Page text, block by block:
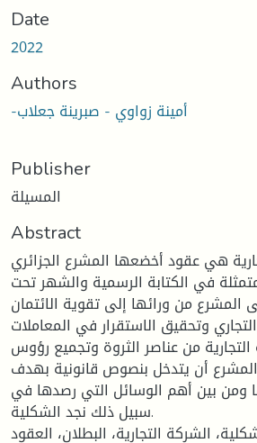
Date
2022
Authors
-أمينة زواوي - صبرينة جعلاب
Publisher
المسيلة
Abstract
هي عقود أخضعها المشرع الجزائري
في الكتابة الرسمية والشهر تحت
المشرع من ورائها إلى تقوية الائتمان
التجاري وتحقيق الاستقرار في المعاملات.
من عناصر الثروة وتجميع رؤوس
أن يتدخل بنصوص قانونية بهدف
ومن بين أهم الوسائل التي رصدها في
سبيل ذلك نجد الشكلية.
الشركة التجارية، البطلان، العقود